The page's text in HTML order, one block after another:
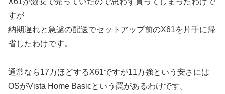
すが
納期遅れと急遽の配送でセットアップ前のX61を片手に帰
省したわけです。
通常なら17万ほどするX61ですが11万強という安さには
OSがVista Home Basicという罠があるわけです。